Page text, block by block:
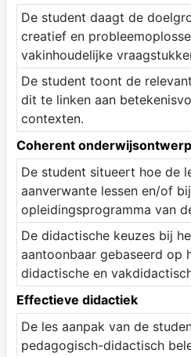
De student daagt de
creatief en
vakinhoudelijke
De student toont de
dit te linken aan
contexten.
Coherent onderwijsontwerp
De student situeert hoe de
aanverwante lessen en/of
opleidingsprogramma van
De didactische keuzes bij
aantoonbaar gebaseerd op
didactische en
Effectieve didactiek
De les aanpak van de
pedagogisch-didactisch